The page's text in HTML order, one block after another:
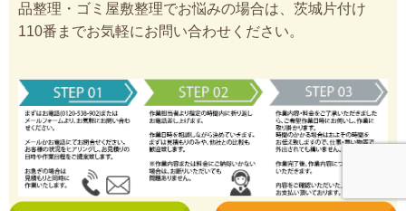
品整理・ゴミ屋敷整理でお悩みの場合は、茨城片付け
110番までお気軽にお問い合わせください。